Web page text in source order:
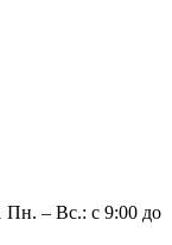
Пн. – Вс.: с 9:00 до